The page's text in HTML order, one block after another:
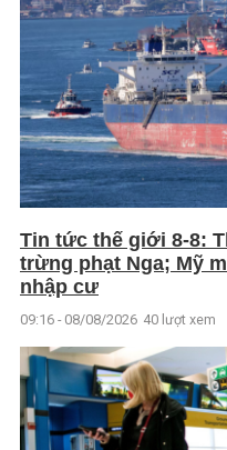
Tin tức thế giới 8-8:
trừng phạt Nga; Mỹ
nhập cư
09:16 - 08/08/2026 40 lượt xem